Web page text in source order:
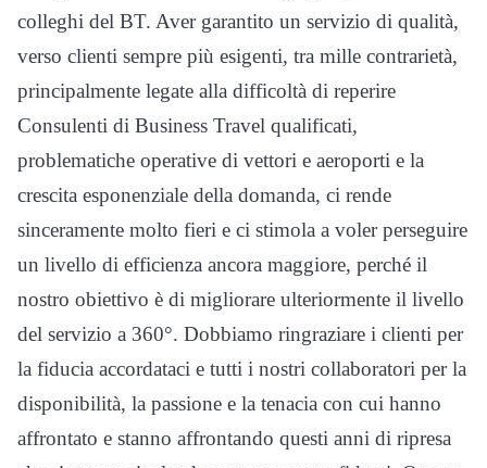
colleghi del BT. Aver garantito un servizio di qualità,
verso clienti sempre più esigenti, tra mille contrarietà,
principalmente legate alla difficoltà di reperire
Consulenti di Business Travel qualificati,
problematiche operative di vettori e aeroporti e la
crescita esponenziale della domanda, ci rende
sinceramente molto fieri e ci stimola a voler perseguire
un livello di efficienza ancora maggiore, perché il
nostro obiettivo è di migliorare ulteriormente il livello
del servizio a 360°. Dobbiamo ringraziare i clienti per
la fiducia accordataci e tutti i nostri collaboratori per la
disponibilità, la passione e la tenacia con cui hanno
affrontato e stanno affrontando questi anni di ripresa